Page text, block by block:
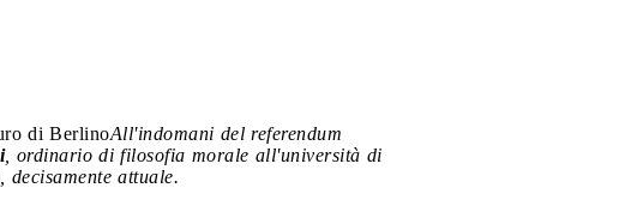
di BerlinoAll'indomani del referendum
, ordinario di filosofia morale all'università di
attuale.